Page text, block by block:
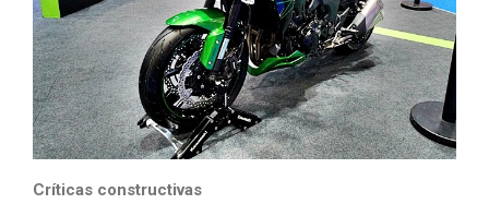
Críticas constructivas